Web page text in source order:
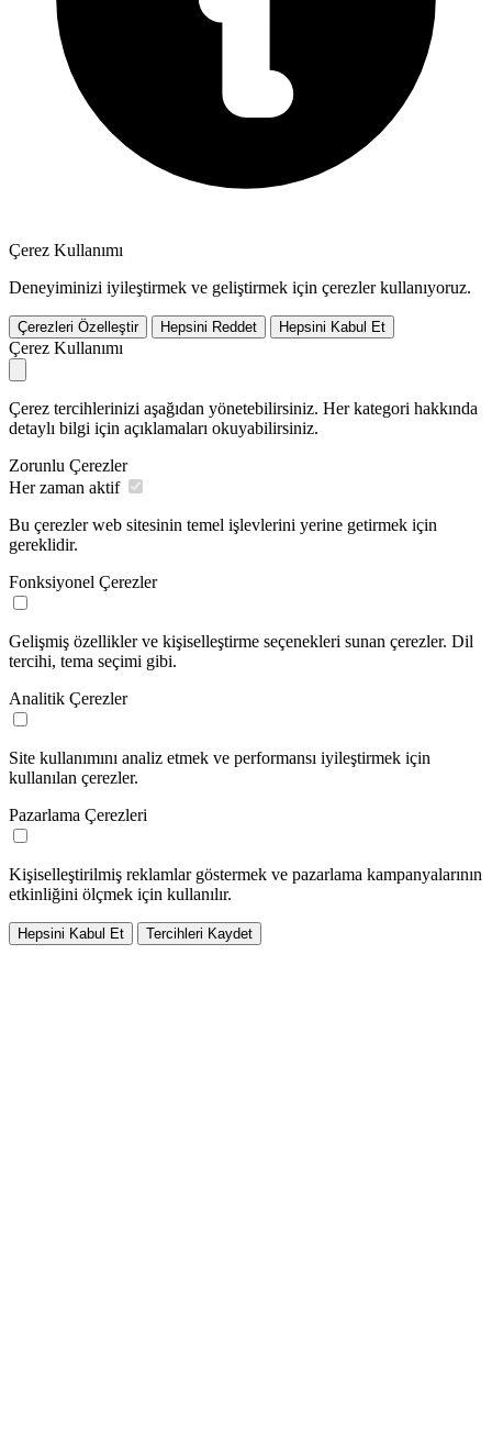
Çerez Kullanımı
Deneyiminizi iyileştirmek ve geliştirmek için çerezler kullanıyoruz.
Çerezleri Özelleştir Hepsini Reddet Hepsini Kabul Et
Çerez Kullanımı
Çerez tercihlerinizi aşağıdan yönetebilirsiniz. Her kategori hakkında
detaylı bilgi için açıklamaları okuyabilirsiniz.
Zorunlu Çerezler
Her zaman aktif
Bu çerezler web sitesinin temel işlevlerini yerine getirmek için
gereklidir.
Fonksiyonel Çerezler
Gelişmiş özellikler ve kişiselleştirme seçenekleri sunan çerezler. Dil
tercihi, tema seçimi gibi.
Analitik Çerezler
Site kullanımını analiz etmek ve performansı iyileştirmek için
kullanılan çerezler.
Pazarlama Çerezleri
Kişiselleştirilmiş reklamlar göstermek ve pazarlama kampanyalarının
etkinliğini ölçmek için kullanılır.
Hepsini Kabul Et Tercihleri Kaydet